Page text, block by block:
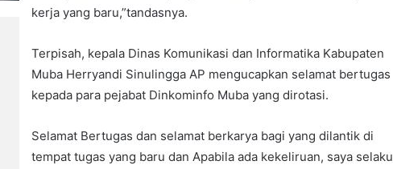
kerja yang baru,”tandasnya.
Terpisah, kepala Dinas Komunikasi dan Informatika Kabupaten
Muba Herryandi Sinulingga AP mengucapkan selamat bertugas
kepada para pejabat Dinkominfo Muba yang dirotasi.
Selamat Bertugas dan selamat berkarya bagi yang dilantik di
tempat tugas yang baru dan Apabila ada kekeliruan, saya selaku